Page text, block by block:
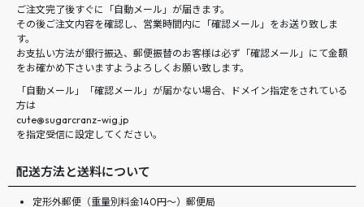
ご注文完了後すぐに「自動メール」が届きます。
その後ご注文内容を確認し、営業時間内に「確認メール」をお送り致しま
す。
お支払い方法が銀行振込、郵便振替のお客様は必ず「確認メール」にて金額
をお確かめ下さいますようよろしくお願い致します。
「自動メール」「確認メール」が届かない場合、ドメイン指定をされている
方は
cute@sugarcranz-wig.jp
を指定受信に設定してください。
配送方法と送料について
定形外郵便（重量別料金140円〜）郵便局